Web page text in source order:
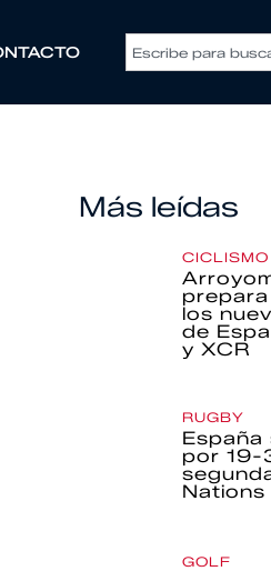
Más leídas
CICLISMO
los
de
y XCR
RUGBY
España
por 19-
Nations
GOLF